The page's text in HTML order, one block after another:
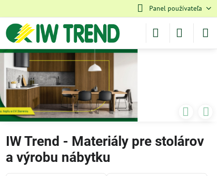
Panel používateľa
IW Trend - Materiály pre stolárov
a výrobu nábytku